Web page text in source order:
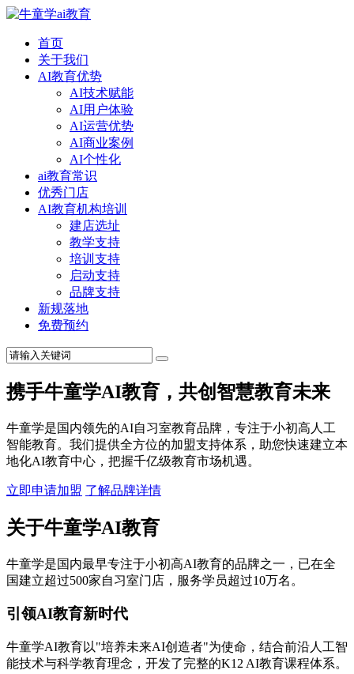
首页
关于我们
AI教育优势
AI技术赋能
AI用户体验
AI运营优势
AI商业案例
AI个性化
ai教育常识
优秀门店
AI教育机构培训
建店选址
教学支持
培训支持
启动支持
品牌支持
新规落地
免费预约
携手牛童学AI教育，共创智慧教育未来
牛童学是国内领先的AI自习室教育品牌，专注于小初高人工
智能教育。我们提供全方位的加盟支持体系，助您快速建立本
地化AI教育中心，把握千亿级教育市场机遇。
立即申请加盟 了解品牌详情
关于牛童学AI教育
牛童学是国内最早专注于小初高AI教育的品牌之一，已在全
国建立超过500家自习室门店，服务学员超过10万名。
引领AI教育新时代
牛童学AI教育以"培养未来AI创造者"为使命，结合前沿人工智
能技术与科学教育理念，开发了完整的K12 AI教育课程体系。